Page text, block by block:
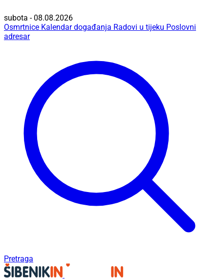
subota - 08.08.2026
Osmrtnice Kalendar događanja Radovi u tijeku Poslovni
adresar
Pretraga